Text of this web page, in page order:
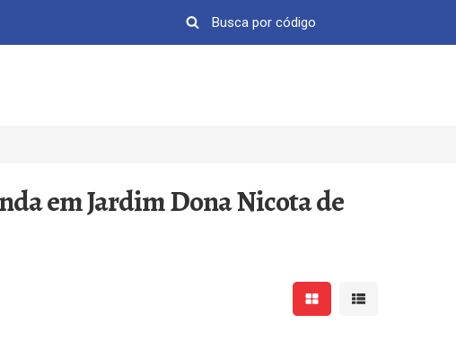
em Jardim Dona Nicota de
Mostrar resultados em
Mostrar